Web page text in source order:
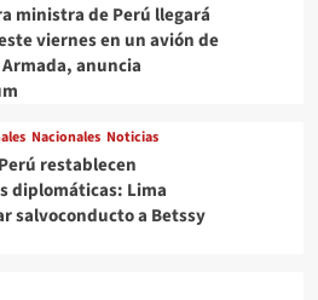
ministra de Perú llegará
viernes en un avión de
anuncia
Nacionales Noticias
restablecen
diplomáticas: Lima
salvoconducto a Betssy